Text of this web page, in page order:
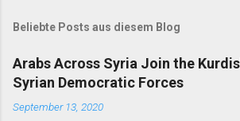
Beliebte Posts aus diesem Blog
Arabs Across Syria Join the
Syrian Democratic Forces
September 13, 2020